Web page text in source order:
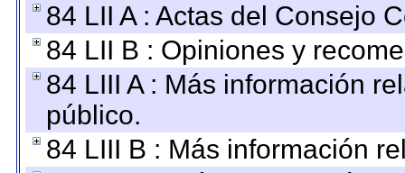
84 LII A : Actas del Consejo
84 LII B : Opiniones y
84 LIII A : Más información
público.
84 LIII B : Más información